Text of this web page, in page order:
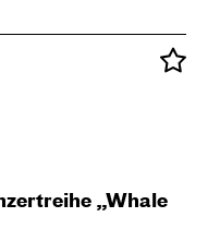
„Whale